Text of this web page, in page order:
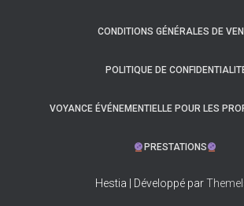
CONDITIONS GÉNÉRALES DE
POLITIQUE DE
VOYANCE ÉVÉNEMENTIELLE POUR LES
PRESTATIONS
Hestia | Développé par